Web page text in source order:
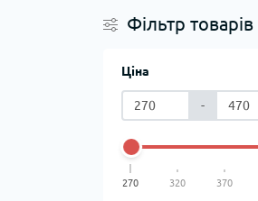
Фільтр товарів
Ціна
-
270 320 370